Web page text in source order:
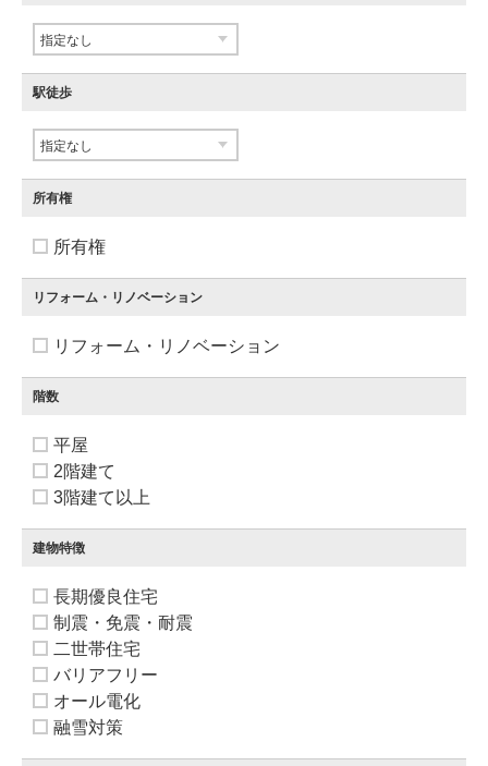
駅徒歩
所有権
所有権
リフォーム・リノベーション
リフォーム・リノベーション
階数
平屋
2階建て
3階建て以上
建物特徴
長期優良住宅
制震・免震・耐震
二世帯住宅
バリアフリー
オール電化
融雪対策